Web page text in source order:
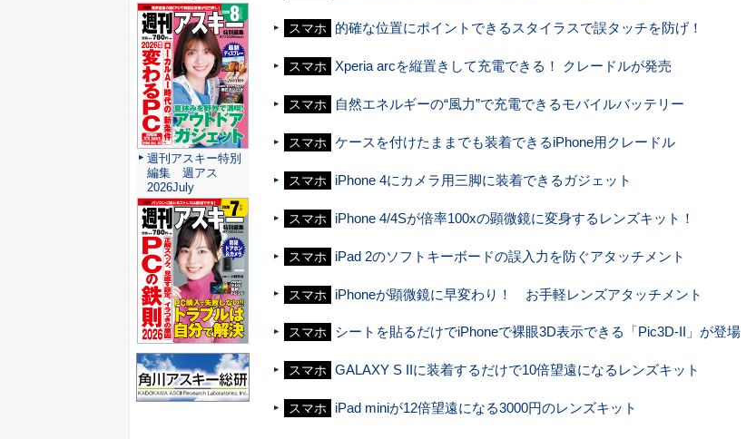
スマホ 的確な位置にポイントできるスタイラスで誤タッチを防げ！
スマホ Xperia arcを縦置きして充電できる！ クレードルが発売
スマホ 自然エネルギーの“風力”で充電できるモバイルバッテリー
スマホ ケースを付けたままでも装着できるiPhone用クレードル
スマホ iPhone 4にカメラ用三脚に装着できるガジェット
スマホ iPhone 4/4Sが倍率100xの顕微鏡に変身するレンズキット！
スマホ iPad 2のソフトキーボードの誤入力を防ぐアタッチメント
スマホ iPhoneが顕微鏡に早変わり！ お手軽レンズアタッチメント
スマホ シートを貼るだけでiPhoneで裸眼3D表示できる「Pic3D-II」が登場
スマホ GALAXY S IIに装着するだけで10倍望遠になるレンズキット
スマホ iPad miniが12倍望遠になる3000円のレンズキット
週刊アスキー特別
編集 週アス
2026July